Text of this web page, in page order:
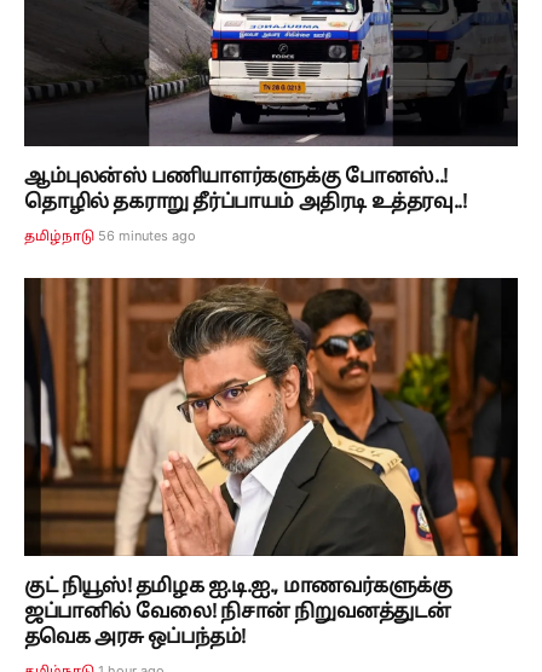
ஆம்புலன்ஸ் பணியாளர்களுக்கு போனஸ்..!
தொழில் தகராறு தீர்ப்பாயம் அதிரடி உத்தரவு..!
தமிழ்நாடு 56 minutes ago
குட் நியூஸ்! தமிழக ஐ.டி.ஐ., மாணவர்களுக்கு
ஜப்பானில் வேலை! நிசான் நிறுவனத்துடன்
தவெக அரசு ஒப்பந்தம்!